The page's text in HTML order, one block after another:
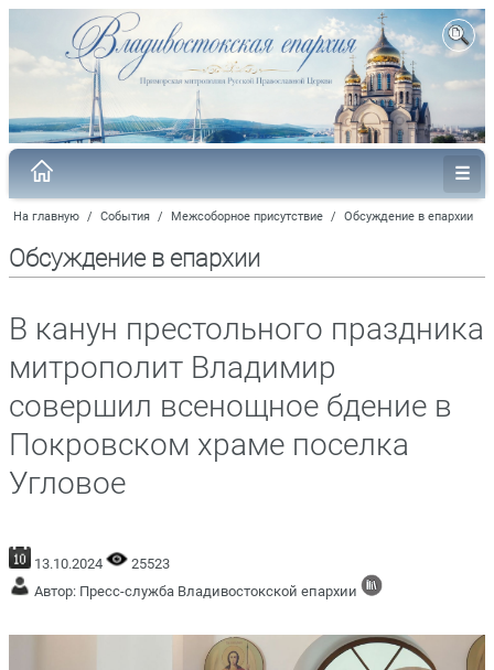
На главную / События / Межсоборное присутствие / Обсуждение в епархии
Обсуждение в епархии
В канун престольного праздника
митрополит Владимир
совершил всенощное бдение в
Покровском храме поселка
Угловое
13.10.2024
25523
Автор: Пресс-служба Владивостокской епархии